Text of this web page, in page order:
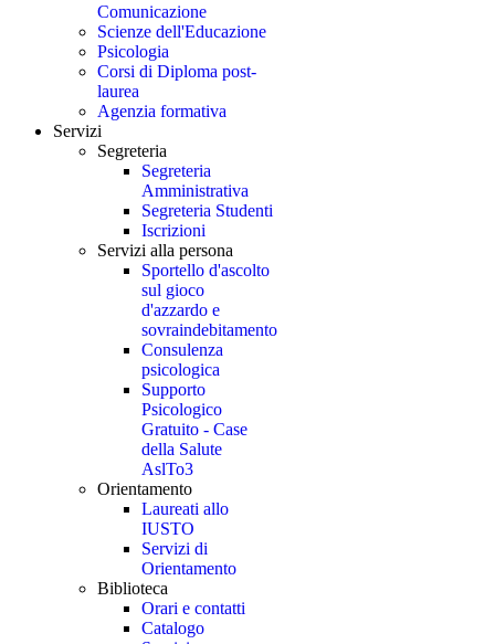
Comunicazione
Scienze dell'Educazione
Psicologia
Corsi di Diploma post-
laurea
Agenzia formativa
Servizi
Segreteria
Segreteria
Amministrativa
Segreteria Studenti
Iscrizioni
Servizi alla persona
Sportello d'ascolto
sul gioco
d'azzardo e
sovraindebitamento
Consulenza
psicologica
Supporto
Psicologico
Gratuito - Case
della Salute
AslTo3
Orientamento
Laureati allo
IUSTO
Servizi di
Orientamento
Biblioteca
Orari e contatti
Catalogo